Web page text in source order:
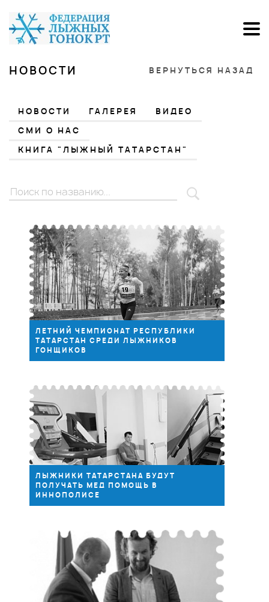
НОВОСТИ ВЕРНУТЬСЯ НАЗАД
НОВОСТИ ГАЛЕРЕЯ
ВИДЕО
СМИ О НАС
КНИГА "ЛЫЖНЫЙ ТАТАРСТАН"
ЛЕТНИЙ ЧЕМПИОНАТ РЕСПУБЛИКИ
ТАТАРСТАН СРЕДИ ЛЫЖНИКОВ
ГОНЩИКОВ
ЛЫЖНИКИ ТАТАРСТАНА БУДУТ
ПОЛУЧАТЬ МЕД ПОМОЩЬ В
ИННОПОЛИСЕ
2016